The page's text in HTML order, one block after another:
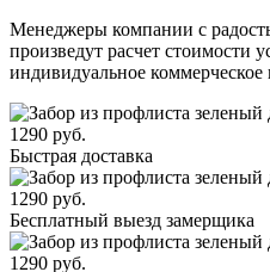
Менеджеры компании с
произведут расчет стоимости
индивидуальное
Быстрая доставка
Бесплатный выезд замерщика